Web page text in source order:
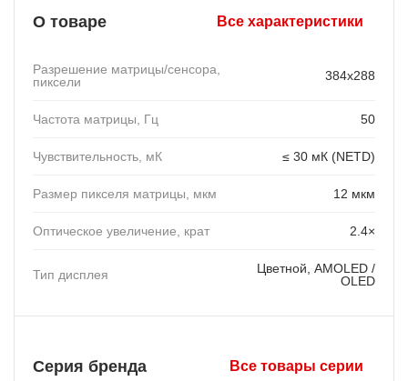
О товаре Все характеристики
Разрешение матрицы/сенсора,
пиксели
384x288
Частота матрицы, Гц 50
Чувствительность, мК ≤ 30 мК (NETD)
Размер пикселя матрицы, мкм 12 мкм
Оптическое увеличение, крат 2.4×
Тип дисплея
Цветной, AMOLED /
OLED
Серия бренда Все товары серии